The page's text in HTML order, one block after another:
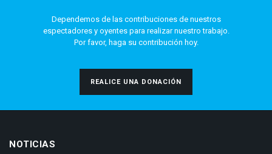
Dependemos de las contribuciones de nuestros
espectadores y oyentes para realizar nuestro trabajo.
Por favor, haga su contribución hoy.
REALICE UNA DONACIÓN
NOTICIAS